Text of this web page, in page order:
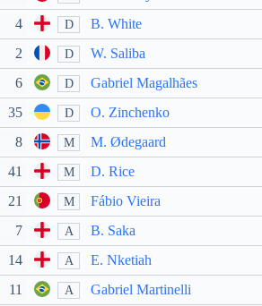
4 D B. White
2 D W. Saliba
6 D Gabriel Magalhães
35 D O. Zinchenko
8 M M. Ødegaard
41 M D. Rice
21 M Fábio Vieira
7 A B. Saka
14 A E. Nketiah
11 A Gabriel Martinelli